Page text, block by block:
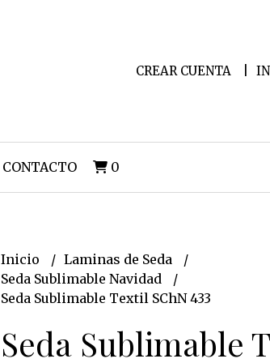
CREAR CUENTA
CONTACTO 0
Inicio
Laminas de Seda
Seda Sublimable Navidad
Seda Sublimable Textil SChN 433
Seda Sublimable